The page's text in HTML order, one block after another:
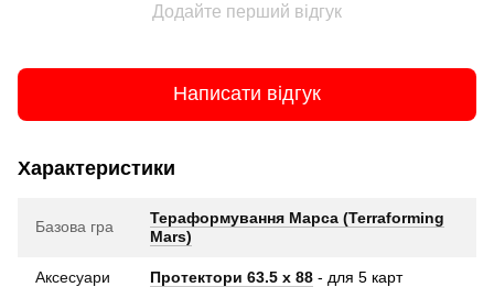
Додайте перший відгук
Написати відгук
Характеристики
Базова гра
Тераформування Марса (Terraforming
Mars)
Аксесуари Протектори 63.5 х 88 - для 5 карт